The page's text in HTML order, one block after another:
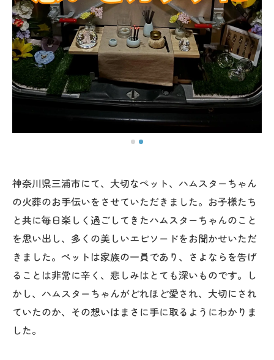
神奈川県三浦市にて、大切なペット、ハムスターちゃん
の火葬のお手伝いをさせていただきました。お子様たち
と共に毎日楽しく過ごしてきたハムスターちゃんのこと
を思い出し、多くの美しいエピソードをお聞かせいただ
きました。ペットは家族の一員であり、さよならを告げ
ることは非常に辛く、悲しみはとても深いものです。し
かし、ハムスターちゃんがどれほど愛され、大切にされ
ていたのか、その想いはまさに手に取るようにわかりま
した。